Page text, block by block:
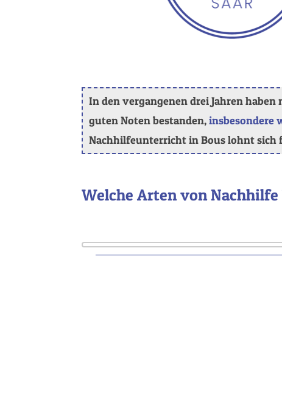
In den vergangenen drei Jahren
guten Noten bestanden,insbesondere
Nachhilfeunterricht in Bous lohnt sich
Welche Arten von